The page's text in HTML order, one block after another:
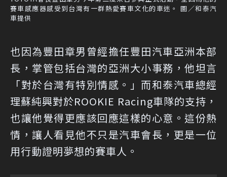
賽車感應器感受到台灣有一群熱愛賽車文化的車迷。 圖／和泰汽
車提供
也因為豐田章男曾經擔任豐田汽車亞洲本部
長，掌管包括台灣的亞洲大小事務，他坦言
「對於台灣有特別情感。」而和泰汽車總經
理蘇純興對於ROOKIE Racing車隊的支持，
也讓他覺得更應該回應這樣的心意。這份熱
情，讓人看見他不只是汽車會長，更是一位
用行動證明夢想的賽車人。